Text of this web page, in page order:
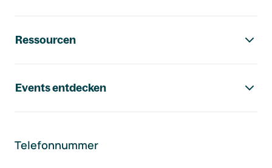
Ressourcen
Events entdecken
Telefonnummer